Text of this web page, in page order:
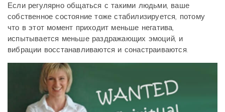
Если регулярно общаться с такими людьми, ваше
собственное состояние тоже стабилизируется, потому
что в этот момент приходит меньше негатива,
испытывается меньше раздражающих эмоций, и
вибрации восстанавливаются и сонастраиваются.